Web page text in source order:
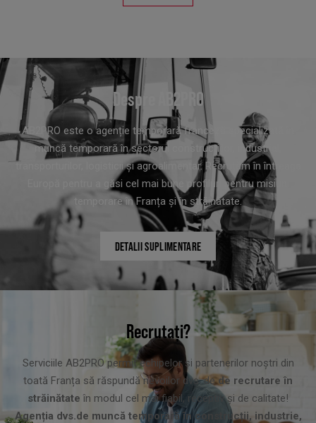
Despre AB2PRO
AB2PRO este o agenție temporară franceză specializată în
muncă temporară în sectorul construcțiilor, industrial,
transporturilor, logisticii și agroalimentar. Recrutăm în întreaga
Europă pentru a găsi cel mai bune profiluri pentru misiuni
temporare în Franța și în străinătate.
DETALII SUPLIMENTARE
Recrutați?
Serviciile AB2PRO permit echipelor și partenerilor noștri din
toată Franța să răspundă nevoilor dvs. dede recrutare în
străinătate în modul cel mai fiabil, receptiv și de calitate!
Agenția dvs.de muncă temporară în construcții, industrie,